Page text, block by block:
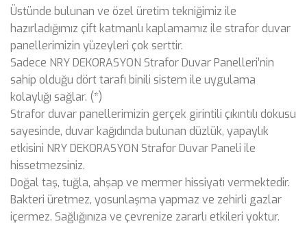
Üstünde bulunan ve özel üretim tekniğimiz ile
hazırladığımız çift katmanlı kaplamamız ile strafor duvar
panellerimizin yüzeyleri çok serttir.
Sadece NRY DEKORASYON Strafor Duvar Panelleri’nin
sahip olduğu dört tarafı binili sistem ile uygulama
kolaylığı sağlar. (*)
Strafor duvar panellerimizin gerçek girintili çıkıntılı dokusu
sayesinde, duvar kağıdında bulunan düzlük, yapaylık
etkisini NRY DEKORASYON Strafor Duvar Paneli ile
hissetmezsiniz.
Doğal taş, tuğla, ahşap ve mermer hissiyatı vermektedir.
Bakteri üretmez, yosunlaşma yapmaz ve zehirli gazlar
içermez. Sağlığınıza ve çevrenize zararlı etkileri yoktur.